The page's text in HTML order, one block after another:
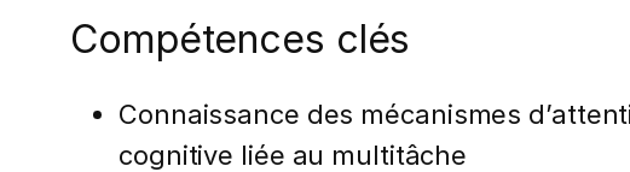
Compétences clés
Connaissance des mécanismes
cognitive liée au multitâche